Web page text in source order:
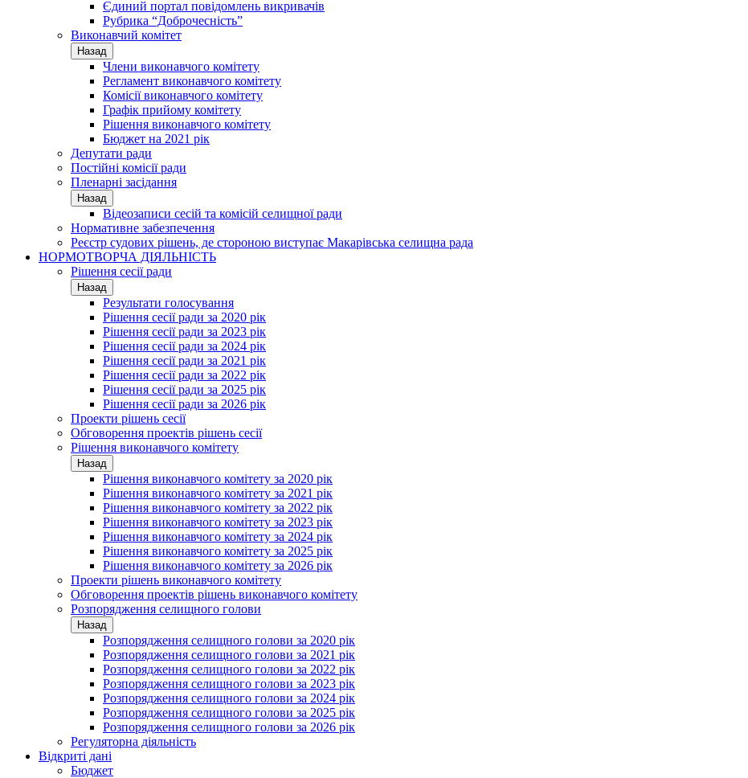
Єдиний портал повідомлень викривачів
Рубрика “Доброчесність”
Виконавчий комітет
Назад
Члени виконавчого комітету
Регламент виконавчого комітету
Комісії виконавчого комітету
Графік прийому комітету
Рішення виконавчого комітету
Бюджет на 2021 рік
Депутати ради
Постійні комісії ради
Пленарні засідання
Назад
Відеозаписи сесій та комісій селищної ради
Нормативне забезпечення
Реєстр судових рішень, де стороною виступає Макарівська селищна рада
НОРМОТВОРЧА ДІЯЛЬНІСТЬ
Рішення сесії ради
Назад
Результати голосування
Рішення сесії ради за 2020 рік
Рішення сесії ради за 2023 рік
Рішення сесії ради за 2024 рік
Рішення сесії ради за 2021 рік
Рішення сесії ради за 2022 рік
Рішення сесії ради за 2025 рік
Рішення сесії ради за 2026 рік
Проекти рішень сесії
Обговорення проектів рішень сесії
Рішення виконавчого комітету
Назад
Рішення виконавчого комітету за 2020 рік
Рішення виконавчого комітету за 2021 рік
Рішення виконавчого комітету за 2022 рік
Рішення виконавчого комітету за 2023 рік
Рішення виконавчого комітету за 2024 рік
Рішення виконавчого комітету за 2025 рік
Рішення виконавчого комітету за 2026 рік
Проекти рішень виконавчого комітету
Обговорення проектів рішень виконавчого комітету
Розпорядження селищного голови
Назад
Розпорядження селищного голови за 2020 рік
Розпорядження селищного голови за 2021 рік
Розпорядження селищного голови за 2022 рік
Розпорядження селищного голови за 2023 рік
Розпорядження селищного голови за 2024 рік
Розпорядження селищного голови за 2025 рік
Розпорядження селищного голови за 2026 рік
Регуляторна діяльність
Відкриті дані
Бюджет